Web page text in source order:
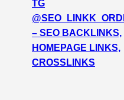
TG
– SEO BACKLINKS,
HOMEPAGE LINKS,
CROSSLINKS